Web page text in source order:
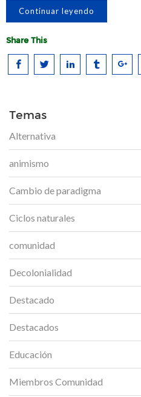
Continuar leyendo
Share This
Temas
Alternativa
animismo
Cambio de paradigma
Ciclos naturales
comunidad
Decolonialidad
Destacado
Destacados
Educación
Miembros Comunidad